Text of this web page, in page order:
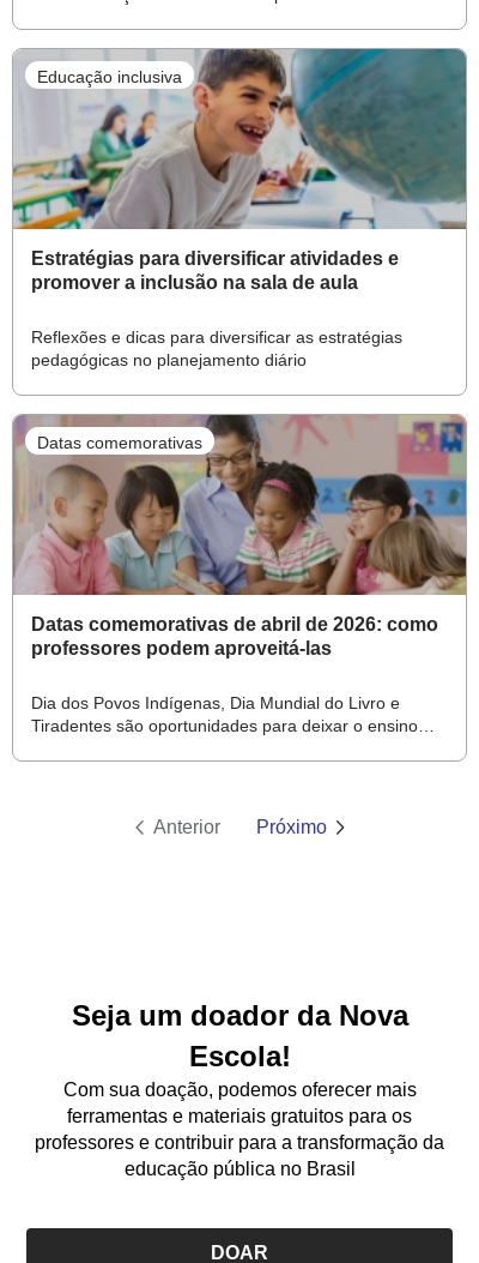
Educação inclusiva
Estratégias para diversificar atividades e
promover a inclusão na sala de aula
Reflexões e dicas para diversificar as estratégias
pedagógicas no planejamento diário
Datas comemorativas
Datas comemorativas de abril de 2026: como
professores podem aproveitá-las
Dia dos Povos Indígenas, Dia Mundial do Livro e
Tiradentes são oportunidades para deixar o ensino
Anterior Próximo
Seja um doador da Nova
Escola!
Com sua doação, podemos oferecer mais
ferramentas e materiais gratuitos para os
professores e contribuir para a transformação da
educação pública no Brasil
DOAR